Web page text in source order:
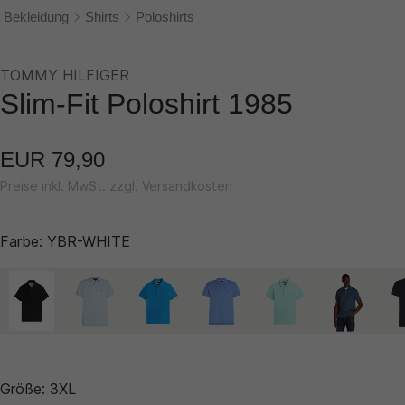
Bekleidung Shirts Poloshirts
TOMMY HILFIGER
Slim-Fit Poloshirt 1985
EUR 79,90
Preise inkl. MwSt. zzgl. Versandkosten
Farbe: YBR-WHITE
Größe: 3XL